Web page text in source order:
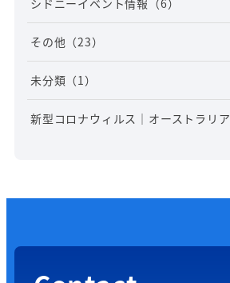
その他 （23）
未分類 （1）
新型コロナウィルス｜オーストラリア